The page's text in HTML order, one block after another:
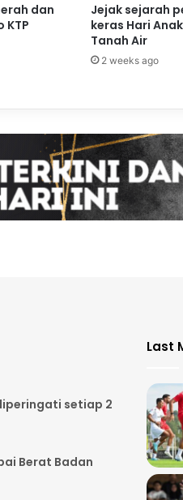
dan
Jejak sejarah
keras Hari
Tanah Air
2 weeks ago
setiap 2
Berat Badan
Last